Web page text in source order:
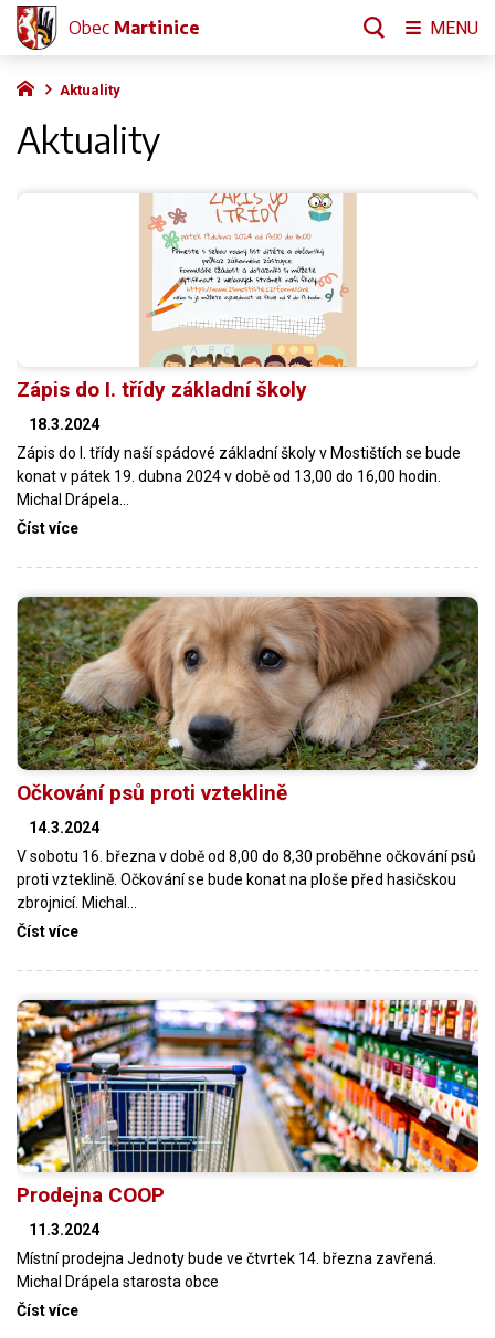
Aktuality
Aktuality
Zápis do I. třídy základní školy
18.3.2024
Zápis do I. třídy naší spádové základní školy v Mostištích se bude
konat v pátek 19. dubna 2024 v době od 13,00 do 16,00 hodin.
Michal Drápela…
Číst více
Očkování psů proti vzteklině
14.3.2024
V sobotu 16. března v době od 8,00 do 8,30 proběhne očkování psů
proti vzteklině. Očkování se bude konat na ploše před hasičskou
zbrojnicí. Michal…
Číst více
Prodejna COOP
11.3.2024
Místní prodejna Jednoty bude ve čtvrtek 14. března zavřená.
Michal Drápela starosta obce
Číst více
Obec Martinice MENU